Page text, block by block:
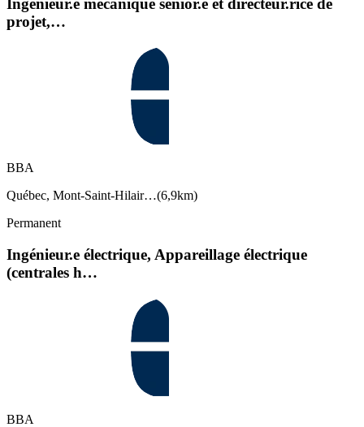
projet,…
BBA
Québec, Mont-Saint-Hilair…(6,9km)
Permanent
Ingénieur.e électrique, Appareillage électrique
(centrales h…
BBA